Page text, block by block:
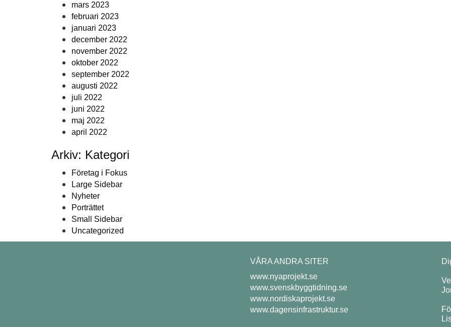
mars 2023
februari 2023
januari 2023
december 2022
november 2022
oktober 2022
september 2022
augusti 2022
juli 2022
juni 2022
maj 2022
april 2022
Arkiv: Kategori
Företag i Fokus
Large Sidebar
Nyheter
Porträttet
Small Sidebar
Uncategorized
VÅRA ANDRA SITER
www.nyaprojekt.se
www.svenskbyggtidning.se
www.nordiskaprojekt.se
www.dagensinfrastruktur.se